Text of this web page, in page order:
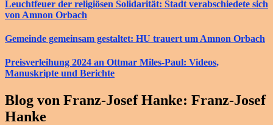
Leuchtfeuer der religiösen Solidarität: Stadt verabschiedete sich
von Amnon Orbach
Gemeinde gemeinsam gestaltet: HU trauert um Amnon Orbach
Preisverleihung 2024 an Ottmar Miles-Paul: Videos,
Manuskripte und Berichte
Blog von Franz-Josef Hanke: Franz-Josef
Hanke